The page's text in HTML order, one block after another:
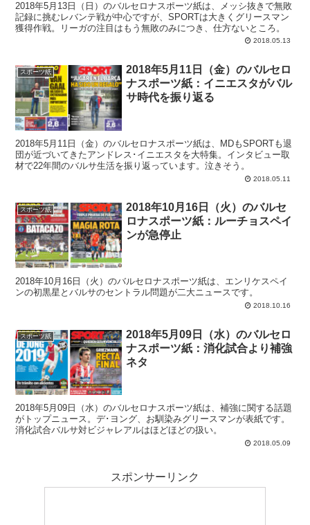
2018年5月13日（日）のバルセロナスポーツ紙は、メッシ抜きで無敗
記録に挑むレバンテ戦が中心ですが、SPORTは大きくグリースマン
獲得作戦。リーガの注目はもう無敗のみにつき、仕方ないところ。
2018.05.13
スポーツ紙
2018年5月11日（金）のバルセロ
ナスポーツ紙：イニエスタがバル
サ時代を振り返る
2018年5月11日（金）のバルセロナスポーツ紙は、MDもSPORTも退
団が近づいてきたアンドレス･イニエスタを大特集。インタビュー取
材で22年間のバルサ生活を振り返っています。泣きそう。
2018.05.11
スポーツ紙
2018年10月16日（火）のバルセ
ロナスポーツ紙：ルーチョスペイ
ンが急停止
2018年10月16日（火）のバルセロナスポーツ紙は、エンリケスペイ
ンの初黒星とバルサのセントラル問題が二大ニュースです。
2018.10.16
スポーツ紙
2018年5月09日（水）のバルセロ
ナスポーツ紙：消化試合より補強
ネタ
2018年5月09日（水）のバルセロナスポーツ紙は、補強に関する話題
がトップニュース。デ･ヨング、お馴染みグリースマンが表紙です。
消化試合バルサ対ビジャレアルはほどほどの扱い。
2018.05.09
スポンサーリンク